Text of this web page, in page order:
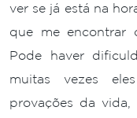
ver se já está na
que me encontrar
Pode haver
muitas vezes
provações da